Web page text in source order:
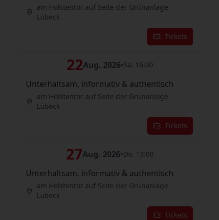
am Holstentor auf Seite der Grünanlage
Lübeck
Tickets
22Aug. 2026•Sa. 16:00
Unterhaltsam, informativ & authentisch
am Holstentor auf Seite der Grünanlage
Lübeck
Tickets
27Aug. 2026•Do. 13:00
Unterhaltsam, informativ & authentisch
am Holstentor auf Seite der Grünanlage
Lübeck
Tickets